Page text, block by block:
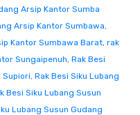
Arsip Kantor Sumba
Arsip Kantor Sumbawa,
Kantor Sumbawa Barat, rak
Sungaipenuh, Rak Besi
Supiori, Rak Besi Siku Lubang
Besi Siku Lubang Susun
Lubang Susun Gudang